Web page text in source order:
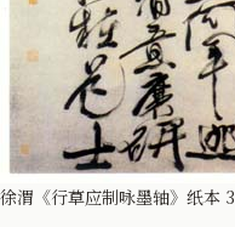
徐渭《行草应制咏墨轴》纸